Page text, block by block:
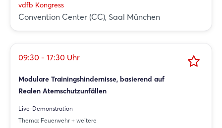
vdfb Kongress
Convention Center (CC), Saal München
09:30 - 17:30 Uhr
Modulare Trainingshindernisse, basierend auf
Realen Atemschutzunfällen
Live-Demonstration
Thema: Feuerwehr + weitere